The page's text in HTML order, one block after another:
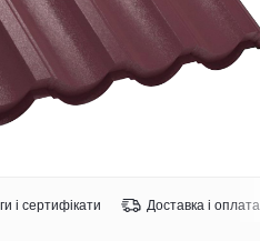
і сертифікати Доставка і оплата